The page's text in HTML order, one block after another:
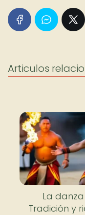
Articulos
La
Tradición y